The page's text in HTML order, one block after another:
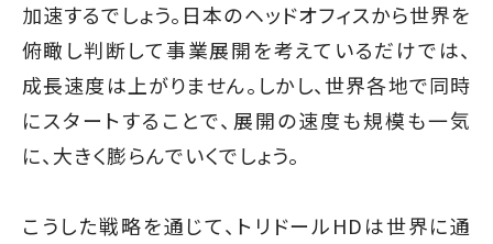
加速するでしょう。日本のヘッドオフィスから世界を
俯瞰し判断して事業展開を考えているだけでは、
成長速度は上がりません。しかし、世界各地で同時
にスタートすることで、展開の速度も規模も一気
に、大きく膨らんでいくでしょう。
こうした戦略を通じて、トリドールHDは世界に通